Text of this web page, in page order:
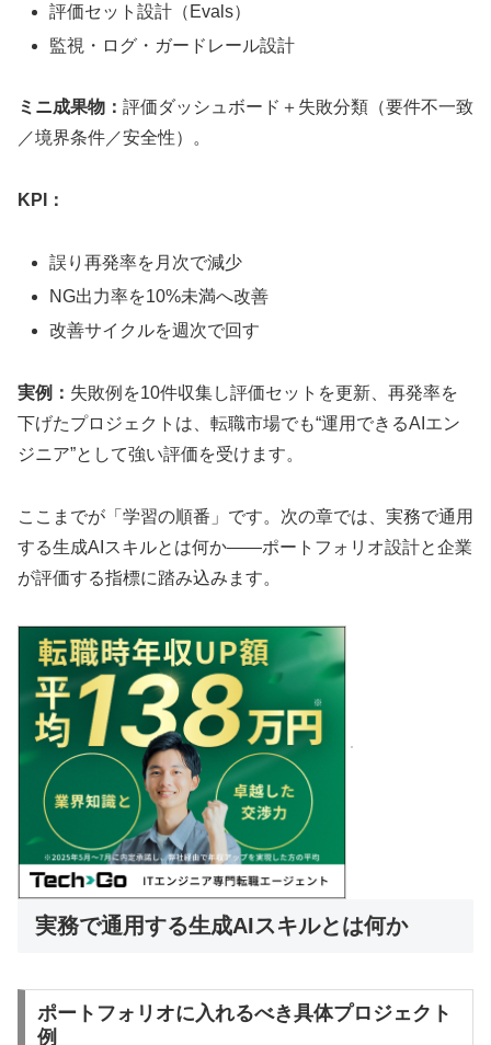
評価セット設計（Evals）
監視・ログ・ガードレール設計
ミニ成果物： 評価ダッシュボード＋失敗分類（要件不一致
／境界条件／安全性）。
KPI：
誤り再発率を月次で減少
NG出力率を10%未満へ改善
改善サイクルを週次で回す
実例： 失敗例を10件収集し評価セットを更新、再発率を
下げたプロジェクトは、転職市場でも“運用できるAIエン
ジニア”として強い評価を受けます。
ここまでが「学習の順番」です。次の章では、実務で通用
する生成AIスキルとは何か――ポートフォリオ設計と企業
が評価する指標に踏み込みます。
実務で通用する生成AIスキルとは何か
ポートフォリオに入れるべき具体プロジェクト
例